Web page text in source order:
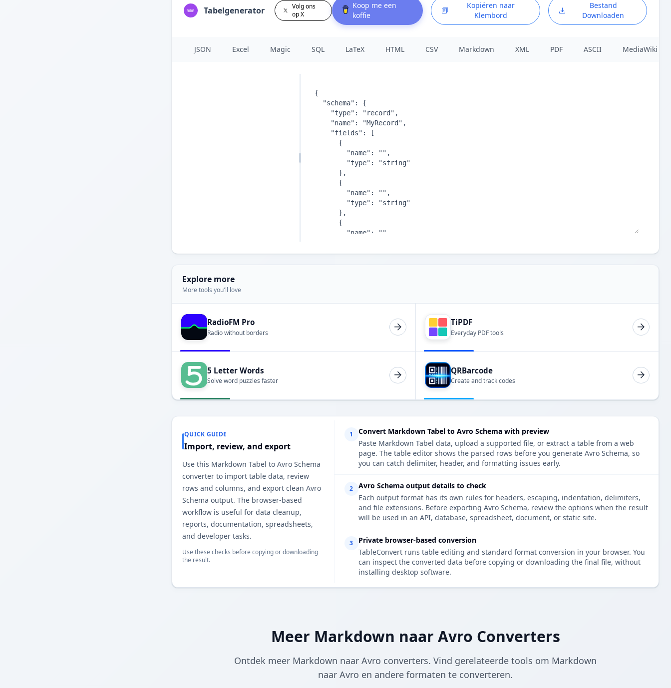
Tabelgenerator
Volg ons
op X
Koop me een
koffie
Kopiëren naar
Klembord
Bestand
Downloaden
JSON Excel Magic SQL LaTeX HTML CSV Markdown XML PDF ASCII MediaWiki
Explore more
More tools you'll love
RadioFM Pro
Radio without borders
TiPDF
Everyday PDF tools
5 Letter Words
Solve word puzzles faster
QRBarcode
Create and track codes
QUICK GUIDE
Import, review, and export
Use this Markdown Tabel to Avro Schema
converter to import table data, review
rows and columns, and export clean Avro
Schema output. The browser-based
workflow is useful for data cleanup,
reports, documentation, spreadsheets,
and developer tasks.
Use these checks before copying or downloading
the result.
1
Convert Markdown Tabel to Avro Schema with preview
Paste Markdown Tabel data, upload a supported file, or extract a table from a web
page. The table editor shows the parsed rows before you generate Avro Schema, so
you can catch delimiter, header, and formatting issues early.
2
Avro Schema output details to check
Each output format has its own rules for headers, escaping, indentation, delimiters,
and file extensions. Before exporting Avro Schema, review the options when the result
will be used in an API, database, spreadsheet, document, or static site.
3
Private browser-based conversion
TableConvert runs table editing and standard format conversion in your browser. You
can inspect the converted data before copying or downloading the final file, without
installing desktop software.
Meer Markdown naar Avro Converters
Ontdek meer Markdown naar Avro converters. Vind gerelateerde tools om Markdown
naar Avro en andere formaten te converteren.